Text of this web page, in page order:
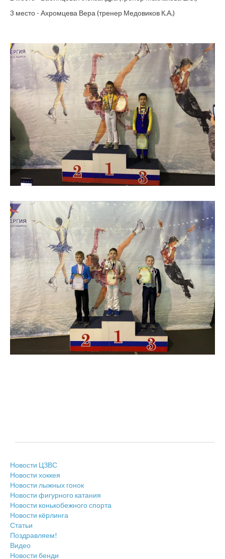
3 место - Ахромцева Вера (тренер Медовиков К.А.)
Новости ЦЗВС
Новости хоккея
Новости лыжных гонок
Новости фигурного катания
Новости конькобежного спорта
Новости кёрлинга
Статьи
Поздравляем!
Видео
Новости бенди